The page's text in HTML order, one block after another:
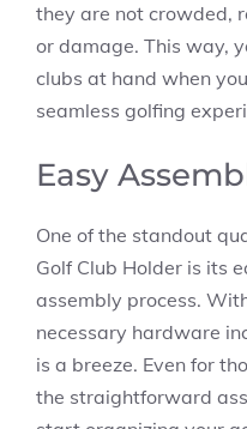
they are not crowded,
or damage. This way,
clubs at hand when
seamless golfing
Easy
One of the standout
Golf Club Holder is its
assembly process.
necessary hardware
is a breeze. Even for
the straightforward